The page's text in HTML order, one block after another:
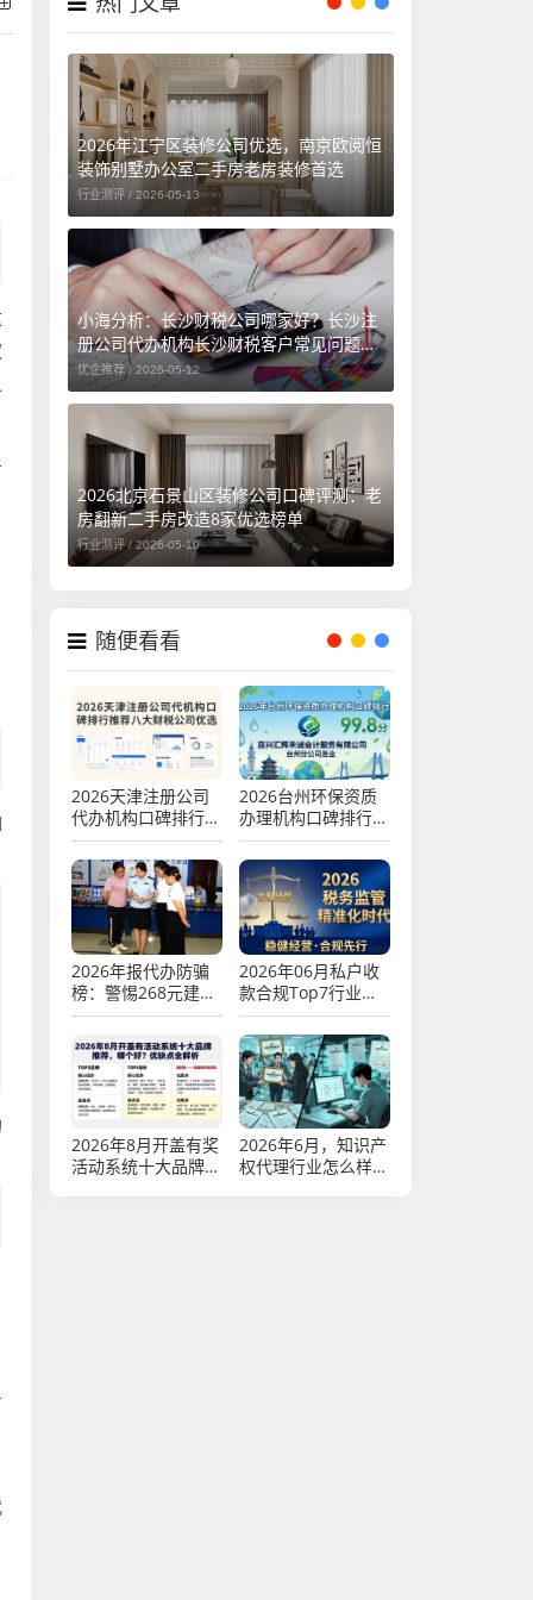
2026年江宁区装修公司优选，南京欧阅恒
装饰别墅办公室二手房老房装修首选
行业测评 / 2026-05-13
小海分析：长沙财税公司哪家好？长沙注
册公司代办机构长沙财税客户常见问题汇
总（长沙勤和财务专属解答）
优企推荐 / 2026-05-12
2026北京石景山区装修公司口碑评测：老
房翻新二手房改造8家优选榜单
行业测评 /2026-05-10
随便看看
2026天津注册公司
代办机构口碑排行推
荐，八大财税公司优
选
2026台州环保资质
办理机构口碑排行，
五大优选品牌深度评
测
2026年报代办防骗
榜：警惕268元建档
费陷阱
2026年06月私户收
款合规Top7行业风
险榜
2026年8月开盖有奖
活动系统十大品牌推
2026年6月，知识产
权代理行业怎么样？